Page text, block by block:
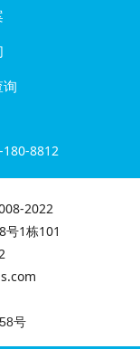
询
180-8812
2022
号1栋101
号